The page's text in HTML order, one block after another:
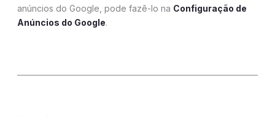
anúncios do Google, pode fazê-lo na Configuração de
Anúncios do Google.